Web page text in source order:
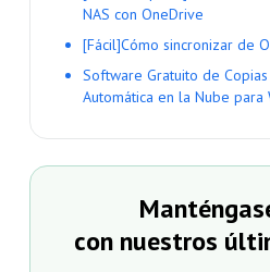
NAS con OneDrive
[Fácil]Cómo sincronizar de
Software Gratuito de
Automática en la Nube para
con nuestros